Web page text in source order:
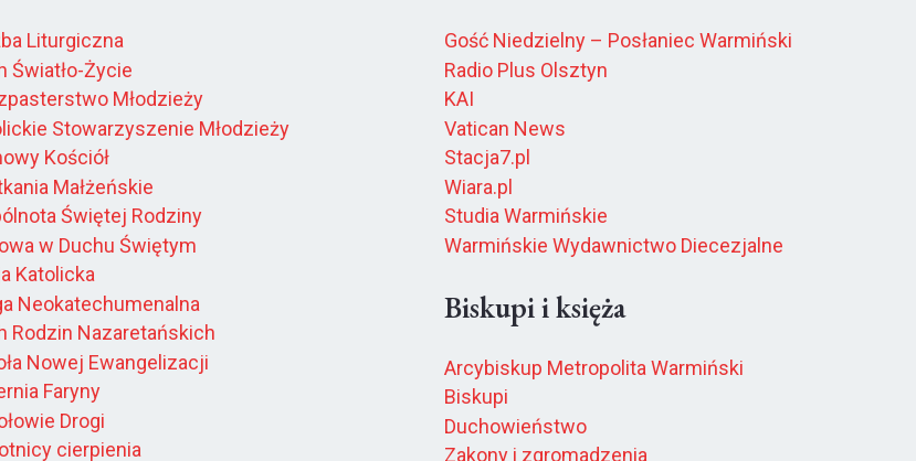
Liturgiczna
Światło-Życie
Młodzieży
Stowarzyszenie Młodzieży
Kościół
Małżeńskie
Świętej Rodziny
w Duchu Świętym
Katolicka
Neokatechumenalna
Rodzin Nazaretańskich
Nowej Ewangelizacji
Faryny
Drogi
cierpienia
Gość Niedzielny – Posłaniec Warmiński
Radio Plus Olsztyn
KAI
Vatican News
Stacja7.pl
Wiara.pl
Studia Warmińskie
Warmińskie Wydawnictwo Diecezjalne
Biskupi i księża
Arcybiskup Metropolita Warmiński
Biskupi
Duchowieństwo
Zakony i zgromadzenia